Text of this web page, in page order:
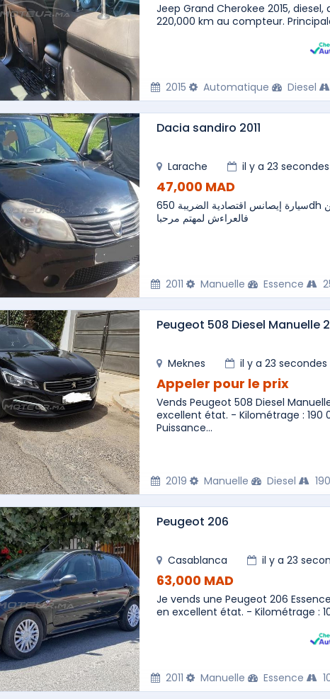
Jeep Grand Cherokee 2015,
220,000 km au compteur.
2015 Automatique Diesel
Dacia sandiro 2011
Larache il y a 23 secondes
47,000 MAD
سيارة إيصانس اقتصادية الضريبة 650dh موديل 2011 كاين
فالعراءش لمهتم مرحبا
2011 Manuelle Essence
Peugeot 508 Diesel Manuelle
Meknes il y a 23 secondes
Appeler pour le prix
Vends Peugeot 508 Diesel
excellent état. - Kilométrage : 190
Puissance...
2019 Manuelle Diesel
Peugeot 206
Casablanca il y a 23
63,000 MAD
Je vends une Peugeot 206
en excellent état. - Kilométrage :
2011 Manuelle Essence